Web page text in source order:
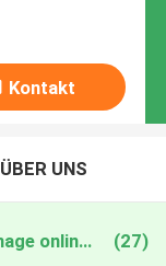
Kontakt
ÜBER UNS
cnc v grooving machine for signage online manufacture (27)